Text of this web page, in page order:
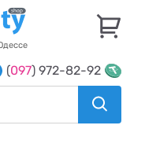
(097) 972-82-92